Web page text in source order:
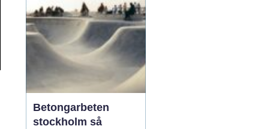
Betongarbeten
stockholm så